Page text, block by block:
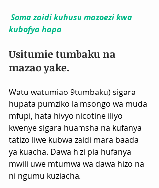
Soma zaidi kuhusu mazoezi kwa
kubofya hapa
Usitumie tumbaku na
mazao yake.
Watu watumiao 9tumbaku) sigara
hupata pumziko la msongo wa muda
mfupi, hata hivyo nicotine iliyo
kwenye sigara huamsha na kufanya
tatizo liwe kubwa zaidi mara baada
ya kuacha. Dawa hizi pia hufanya
mwili uwe mtumwa wa dawa hizo na
ni ngumu kuziacha.